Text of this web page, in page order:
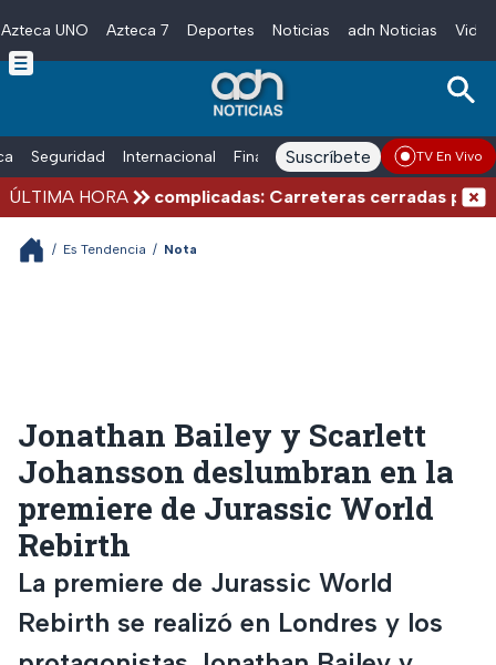
Skip to main content
Azteca UNO Azteca 7 Deportes Noticias adn Noticias
Seguridad Internacional Finanzas adn Noticias Radio
Suscríbete TV En Vivo
ÚLTIMA HORA
de verano complicadas: Carreteras cerradas por
/ Es Tendencia / Nota
Jonathan Bailey y Scarlett
Johansson deslumbran en la
premiere de Jurassic World
Rebirth
La premiere de Jurassic World
Rebirth se realizó en Londres y los